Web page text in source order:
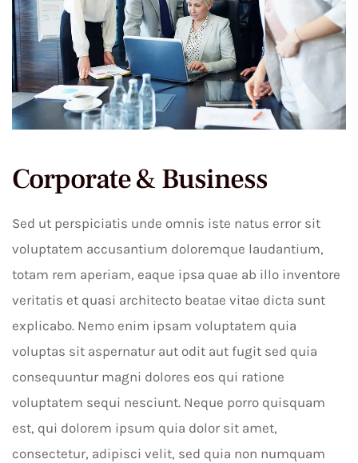
Corporate & Business
Sed ut perspiciatis unde omnis iste natus error sit
voluptatem accusantium doloremque laudantium,
totam rem aperiam, eaque ipsa quae ab illo inventore
veritatis et quasi architecto beatae vitae dicta sunt
explicabo. Nemo enim ipsam voluptatem quia
voluptas sit aspernatur aut odit aut fugit sed quia
consequuntur magni dolores eos qui ratione
voluptatem sequi nesciunt. Neque porro quisquam
est, qui dolorem ipsum quia dolor sit amet,
consectetur, adipisci velit, sed quia non numquam